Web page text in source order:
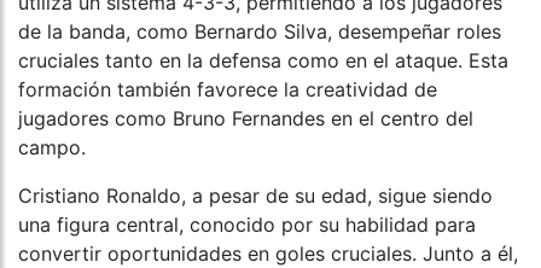
de la banda, como Bernardo Silva, desempeñar roles
cruciales tanto en la defensa como en el ataque. Esta
formación también favorece la creatividad de
jugadores como Bruno Fernandes en el centro del
campo.
Cristiano Ronaldo, a pesar de su edad, sigue siendo
una figura central, conocido por su habilidad para
convertir oportunidades en goles cruciales. Junto a él,